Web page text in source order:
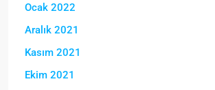
Ocak 2022
Aralık 2021
Kasım 2021
Ekim 2021